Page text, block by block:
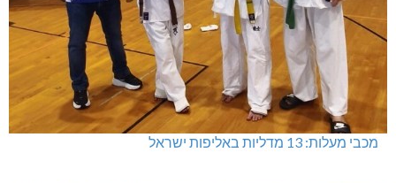
מכבי מעלות: 13 מדליות באליפות ישראל